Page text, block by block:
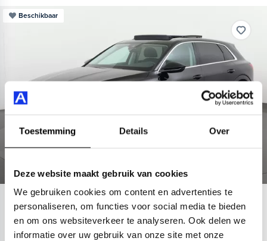
Toestemming Details Over
Deze website maakt gebruik van cookies
We gebruiken cookies om content en advertenties te
personaliseren, om functies voor social media te bieden
en om ons websiteverkeer te analyseren. Ook delen we
informatie over uw gebruik van onze site met onze
Beschikbaar
Audi e-tron
55 quattro Advanced 95 kWh